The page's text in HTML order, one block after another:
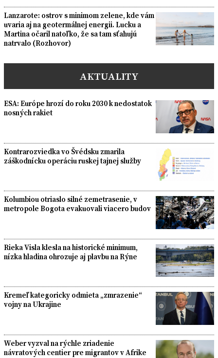
Lanzarote: ostrov s minimom zelene, kde vám
uvaria aj na geotermálnej energii. Lucku a
Martina očaril natoľko, že sa tam sťahujú
natrvalo (Rozhovor)
AKTUALITY
ESA: Európe hrozí do roku 2030 k nedostatok
nosných rakiet
Kontrarozviedka vo Švédsku zmarila
záškodnícku operáciu ruskej tajnej služby
Kolumbiou otriaslo silné zemetrasenie, v
metropole Bogota evakuovali viacero budov
Rieka Visla klesla na historické minimum,
nízka hladina ohrozuje aj plavbu na Rýne
Kremeľ kategoricky odmieta „zmrazenie“
vojny na Ukrajine
Weber vyzval na rýchle zriadenie
návratových centier pre migrantov v Afrike